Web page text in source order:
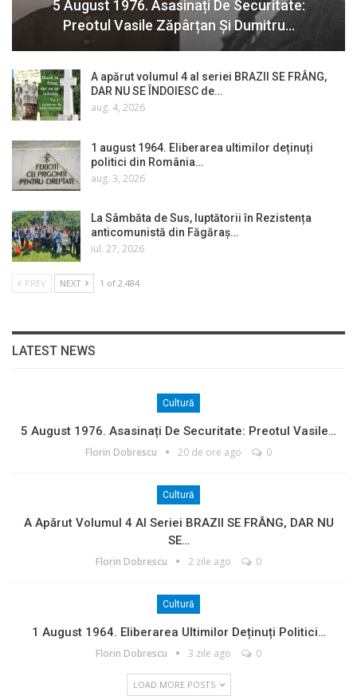
5 August 1976. Asasinați De Securitate:
Preotul Vasile Zăpârțan Și Dumitru…
A apărut volumul 4 al seriei BRAZII SE FRÂNG,
DAR NU SE ÎNDOIESC de…
aug. 4, 2026
1 august 1964. Eliberarea ultimilor deținuți
politici din România…
aug. 3, 2026
La Sâmbăta de Sus, luptătorii în Rezistența
anticomunistă din Făgăraș…
iul. 27, 2026
PREV NEXT 1 of 2.484
LATEST NEWS
Cultură
5 August 1976. Asasinați De Securitate: Preotul Vasile…
Florin Dobrescu 20 de ore ago 0
Cultură
A Apărut Volumul 4 Al Seriei BRAZII SE FRÂNG, DAR NU
SE…
Florin Dobrescu 2 zile ago 0
Cultură
1 August 1964. Eliberarea Ultimilor Deținuți Politici…
Florin Dobrescu 3 zile ago 0
LOAD MORE POSTS